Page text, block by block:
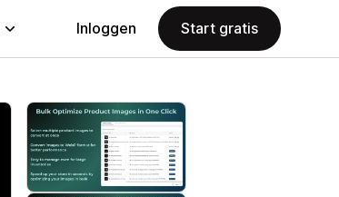
Inloggen Start gratis